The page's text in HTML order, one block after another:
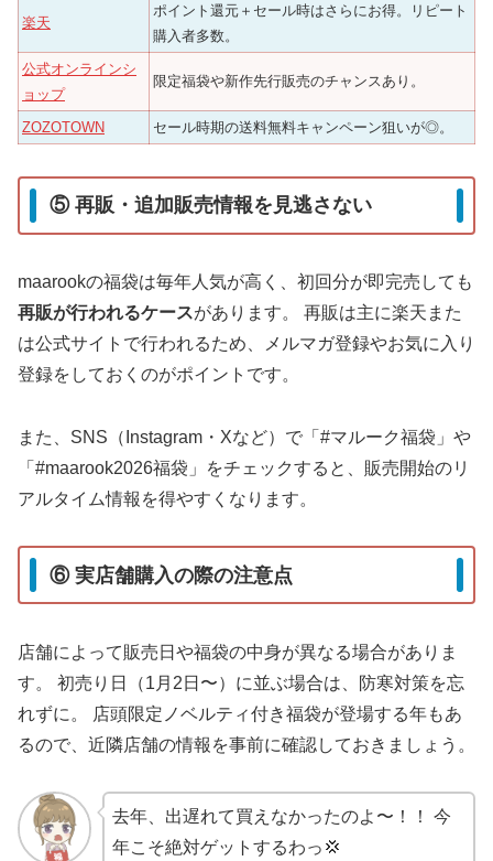
楽天
ポイント還元＋セール時はさらにお得。リピート
購入者多数。
公式オンラインシ
ョップ
限定福袋や新作先行販売のチャンスあり。
ZOZOTOWN セール時期の送料無料キャンペーン狙いが◎。
⑤ 再販・追加販売情報を見逃さない
maarookの福袋は毎年人気が高く、初回分が即完売しても
再販が行われるケースがあります。 再販は主に楽天また
は公式サイトで行われるため、メルマガ登録やお気に入り
登録をしておくのがポイントです。
また、SNS（Instagram・Xなど）で「#マルーク福袋」や
「#maarook2026福袋」をチェックすると、販売開始のリ
アルタイム情報を得やすくなります。
⑥ 実店舗購入の際の注意点
店舗によって販売日や福袋の中身が異なる場合がありま
す。 初売り日（1月2日〜）に並ぶ場合は、防寒対策を忘
れずに。 店頭限定ノベルティ付き福袋が登場する年もあ
るので、近隣店舗の情報を事前に確認しておきましょう。
去年、出遅れて買えなかったのよ〜！！ 今
年こそ絶対ゲットするわっ💢